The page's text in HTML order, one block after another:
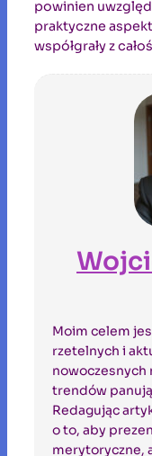
powinien
praktyczne
współgrały z
Moim celem
rzetelnych i
nowoczesnych
trendów
Redagując
o to, aby
merytoryczne,